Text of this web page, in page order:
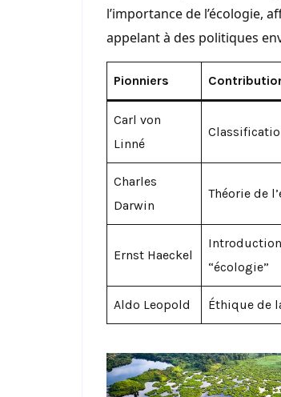
l’importance de l’écologie,
appelant à des politiques
Pionniers
Carl von
Linné
Charles
Darwin
Théorie de
Ernst Haeckel
“écologie”
Aldo Leopold Éthique de